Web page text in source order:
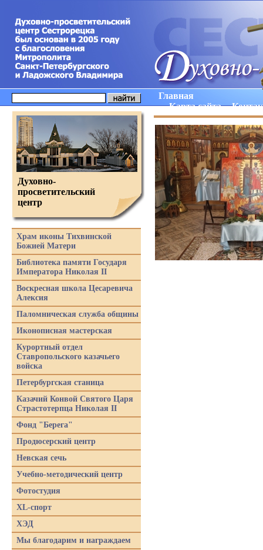
Главная
Карта сайта
Духовно-
просветительский
центр
Храм иконы Тихвинской
Божией Матери
Библиотека памяти Государя
Императора Николая II
Воскресная школа Цесаревича
Алексия
Паломническая служба общины
Иконописная мастерская
Курортный отдел
Ставропольского казачьего
войска
Петербургская станица
Казачий Конвой Святого Царя
Страстотерпца Николая II
Фонд "Берега"
Продюсерский центр
Невская сечь
Учебно-методический центр
Фотостудия
XL-спорт
ХЭД
Мы благодарим и награждаем